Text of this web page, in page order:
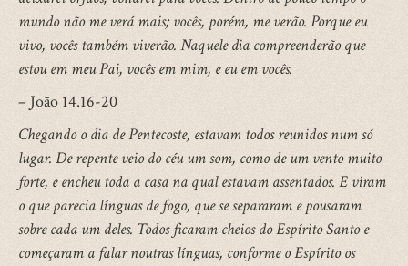
mundo não me verá mais; vocês, porém, me verão. Porque eu
vivo, vocês também viverão. Naquele dia compreenderão que
estou em meu Pai, vocês em mim, e eu em vocês.
– João 14.16-20
Chegando o dia de Pentecoste, estavam todos reunidos num só
lugar. De repente veio do céu um som, como de um vento muito
forte, e encheu toda a casa na qual estavam assentados. E viram
o que parecia línguas de fogo, que se separaram e pousaram
sobre cada um deles. Todos ficaram cheios do Espírito Santo e
começaram a falar noutras línguas, conforme o Espírito os